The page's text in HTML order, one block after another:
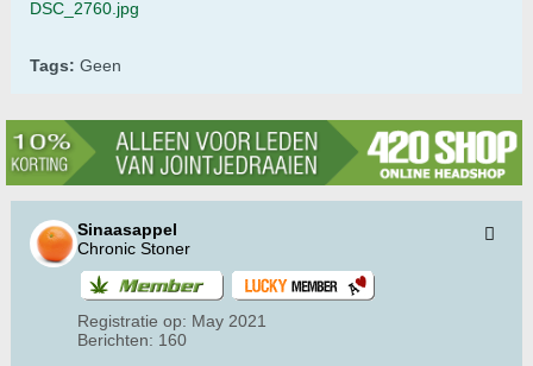
DSC_2760.jpg
Tags: Geen
Sinaasappel
Chronic Stoner
Registratie op: May 2021
Berichten: 160